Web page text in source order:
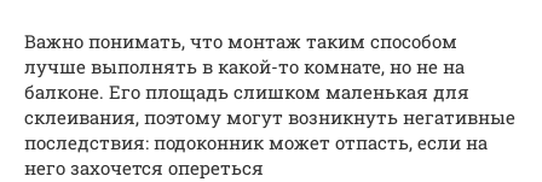
Важно понимать, что монтаж таким способом
лучше выполнять в какой-то комнате, но не на
балконе. Его площадь слишком маленькая для
склеивания, поэтому могут возникнуть негативные
последствия: подоконник может отпасть, если на
него захочется опереться